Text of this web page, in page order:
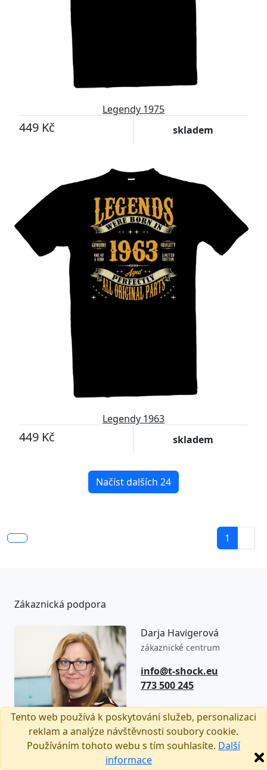
Tento web používá k poskytování služeb, personalizaci
reklam a analýze návštěvnosti soubory cookie.
Používáním tohoto webu s tím souhlasíte. Další
informace
Legendy 1975
449 Kč skladem
Legendy 1963
449 Kč skladem
Načíst dalších 24
1
Zákaznická podpora
Darja Havigerová
zákaznické centrum
info@t-shock.eu
773 500 245
8:00–16:00
(Po–Pá)